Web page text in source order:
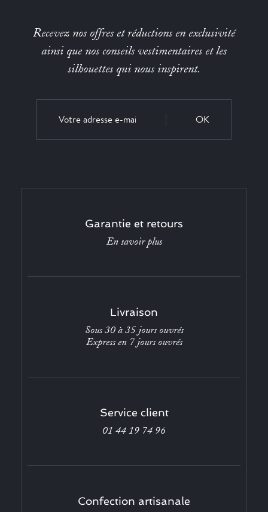
Recevez nos offres et réductions en exclusivité
ainsi que nos conseils vestimentaires et les
silhouettes qui nous inspirent.
OK
Garantie et retours
En savoir plus
Livraison
Sous 30 à 35 jours ouvrés
Express en 7 jours ouvrés
Service client
01 44 19 74 96
Confection artisanale